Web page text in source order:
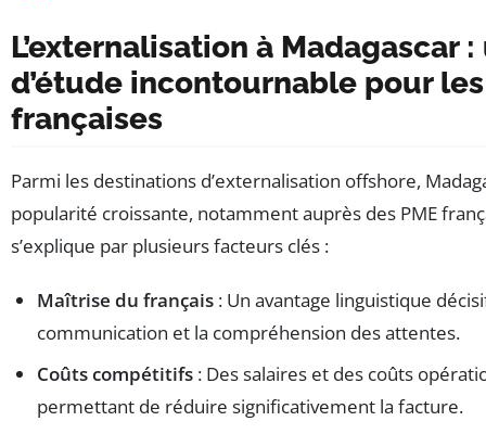
L’externalisation à Madagascar :
d’étude incontournable pour les
françaises
Parmi les destinations d’externalisation offshore,
popularité croissante, notamment auprès des PME
s’explique par plusieurs facteurs clés :
Maîtrise du français : Un avantage linguistique
communication et la compréhension des attentes.
Coûts compétitifs : Des salaires et des coûts
permettant de réduire significativement la facture.